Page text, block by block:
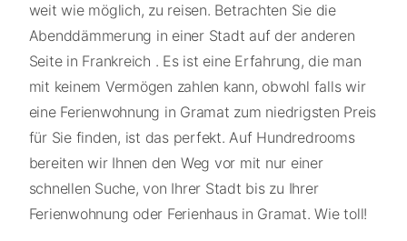
weit wie möglich, zu reisen. Betrachten Sie die
Abenddämmerung in einer Stadt auf der anderen
Seite in Frankreich . Es ist eine Erfahrung, die man
mit keinem Vermögen zahlen kann, obwohl falls wir
eine Ferienwohnung in Gramat zum niedrigsten Preis
für Sie finden, ist das perfekt. Auf Hundredrooms
bereiten wir Ihnen den Weg vor mit nur einer
schnellen Suche, von Ihrer Stadt bis zu Ihrer
Ferienwohnung oder Ferienhaus in Gramat. Wie toll!